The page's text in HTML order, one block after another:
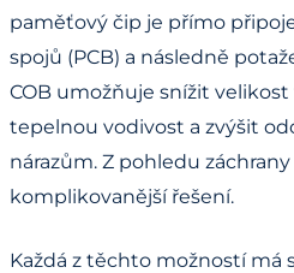
paměťový čip je přímo
spojů (PCB) a následně
COB umožňuje snížit
tepelnou vodivost a zvýšit
nárazům. Z pohledu
komplikovanější řešení.
Každá z těchto možností má